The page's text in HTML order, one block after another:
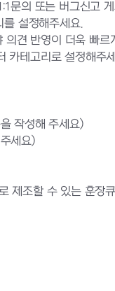
문의 또는 버그신고
설정해주세요.
견 반영이 더욱 빠르
카테고리로 설정해주
작성해 주세요)
세요)
제조할 수 있는 훈장